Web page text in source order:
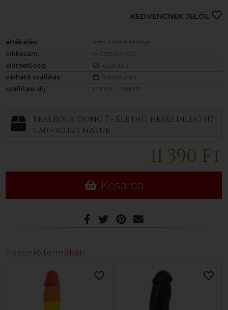
KEDVENCNEK JELÖL
értékelés:
még nincs értékelve
cikkszám:
7423522547526
elérhetőség:
készleten
várható szállítás:
holnapután
szállítási díj:
1 190 Ft - 2 990 Ft
RealRock Dong 7 - élethű, herés dildó (17
cm) - sötét natúr
11 390 Ft
Kosárba
Hasonló termékek